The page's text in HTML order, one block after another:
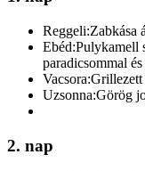
Reggeli:Zabkása
Ebéd:Pulykamell
paradicsommal
Vacsora:Grillezett
Uzsonna:Görög
2. nap